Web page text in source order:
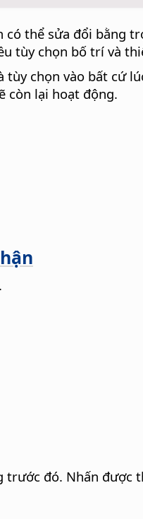
thể sửa đổi
tùy chọn bố trí và
chọn vào bất cứ
còn lại hoạt động.
đó. Nhấn được